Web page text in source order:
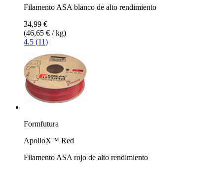
Filamento ASA blanco de alto rendimiento
34,99 €
(46,65 € / kg)
4.5 (11)
Formfutura
ApolloX™ Red
Filamento ASA rojo de alto rendimiento